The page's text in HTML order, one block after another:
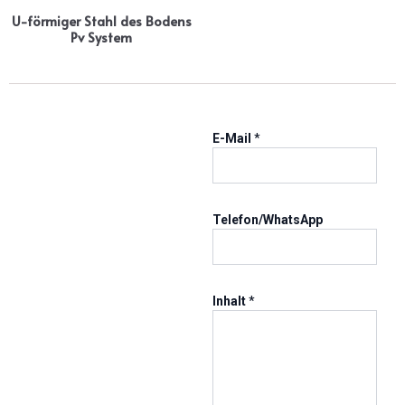
U-förmiger Stahl des Bodens
Pv System
e
/
h
a
s
p
E-Mail *
Telefon/WhatsApp
Inhalt*